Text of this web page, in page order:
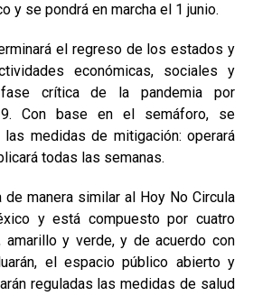
y se pondrá en marcha el 1 junio.
el regreso de los estados y
económicas, sociales y
crítica de la pandemia por
Con base en el semáforo, se
medidas de mitigación: operará
todas las semanas.
manera similar al Hoy No Circula
y está compuesto por cuatro
amarillo y verde, y de acuerdo con
el espacio público abierto y
reguladas las medidas de salud